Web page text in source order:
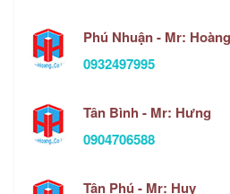
Phú Nhuận - Mr: Hoàng
0932497995
Tân Bình - Mr: Hưng
0904706588
Tân Phú - Mr: Huy